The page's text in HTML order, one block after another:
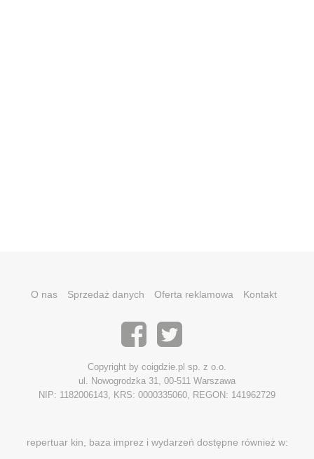
O nas Sprzedaż danych Oferta reklamowa Kontakt
Copyright by coigdzie.pl sp. z o.o.
ul. Nowogrodzka 31, 00-511 Warszawa
NIP: 1182006143, KRS: 0000335060, REGON: 141962729
repertuar kin, baza imprez i wydarzeń dostępne również w: